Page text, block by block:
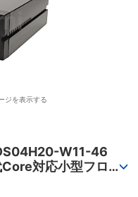
ジを表示する
W11-46
対応小型フロア